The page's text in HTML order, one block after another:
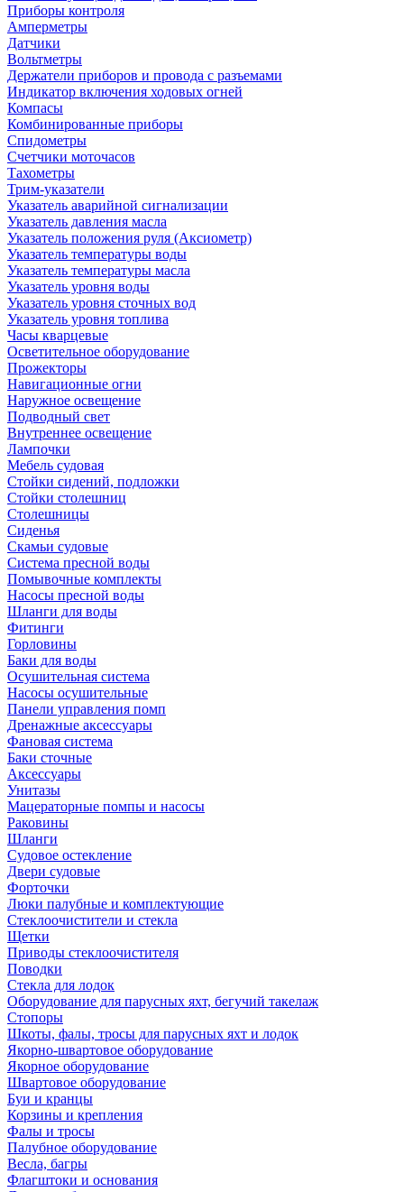
Приборы контроля
Амперметры
Датчики
Вольтметры
Держатели приборов и провода с разъемами
Индикатор включения ходовых огней
Компасы
Комбинированные приборы
Спидометры
Счетчики моточасов
Тахометры
Трим-указатели
Указатель аварийной сигнализации
Указатель давления масла
Указатель положения руля (Аксиометр)
Указатель температуры воды
Указатель температуры масла
Указатель уровня воды
Указатель уровня сточных вод
Указатель уровня топлива
Часы кварцевые
Осветительное оборудование
Прожекторы
Навигационные огни
Наружное освещение
Подводный свет
Внутреннее освещение
Лампочки
Мебель судовая
Стойки сидений, подложки
Стойки столешниц
Столешницы
Сиденья
Скамьи судовые
Система пресной воды
Помывочные комплекты
Насосы пресной воды
Шланги для воды
Фитинги
Горловины
Баки для воды
Осушительная система
Насосы осушительные
Панели управления помп
Дренажные аксессуары
Фановая система
Баки сточные
Аксессуары
Унитазы
Мацераторные помпы и насосы
Раковины
Шланги
Судовое остекление
Двери судовые
Форточки
Люки палубные и комплектующие
Стеклоочистители и стекла
Щетки
Приводы стеклоочистителя
Поводки
Стекла для лодок
Оборудование для парусных яхт, бегучий такелаж
Стопоры
Шкоты, фалы, тросы для парусных яхт и лодок
Якорно-швартовое оборудование
Якорное оборудование
Швартовое оборудование
Буи и кранцы
Корзины и крепления
Фалы и тросы
Палубное оборудование
Весла, багры
Флагштоки и основания